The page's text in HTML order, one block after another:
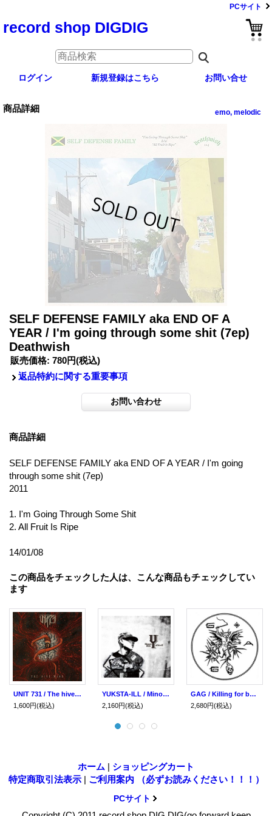
PCサイト
record shop DIGDIG
ログイン 新規登録はこちら お問い合せ
商品詳細 emo, melodic
SELF DEFENSE FAMILY aka END OF A
YEAR / I'm going through some shit (7ep)
Deathwish
販売価格: 780円(税込)
返品特約に関する重要事項
商品詳細
SELF DEFENSE FAMILY aka END OF A YEAR / I'm going
through some shit (7ep)
2011
1. I'm Going Through Some Shit
2. All Fruit Is Ripe
14/01/08
この商品をチェックした人は、こんな商品もチェックしてい
ます
UNIT 731 / The hive mind (cd)(Lp) Harm reduction
1,600円(税込)
YUKSTA-ILL / Minority policy -Operated by KOKIN BEATZ THE ILLEST- (cd) Rcslum
2,160円(税込)
GAG / Killing for both realities 3 '92 (cd)(tape) Iron lung
2,680円(税込)
ホーム | ショッピングカート
特定商取引法表示 | ご利用案内 （必ずお読みください！！！）
PCサイト